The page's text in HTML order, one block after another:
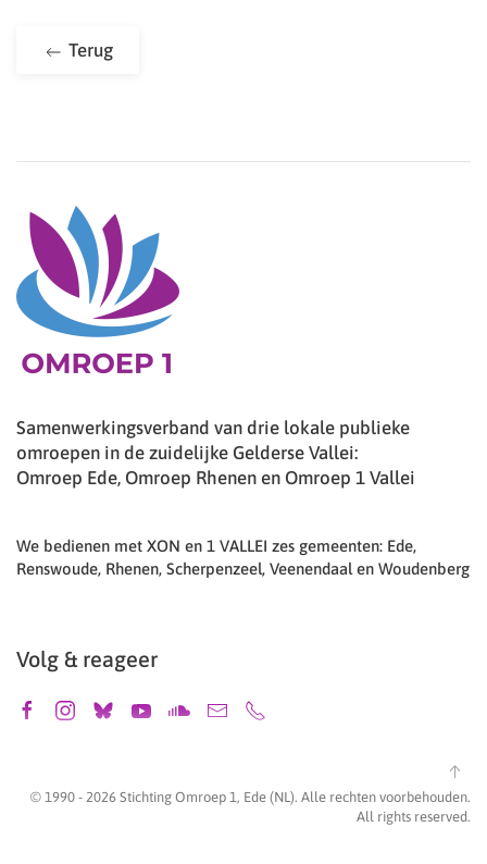
Terug
Samenwerkingsverband van drie lokale publieke
omroepen in de zuidelijke Gelderse Vallei:
Omroep Ede, Omroep Rhenen en Omroep 1 Vallei
We bedienen met XON en 1 VALLEI zes gemeenten: Ede,
Renswoude, Rhenen, Scherpenzeel, Veenendaal en Woudenberg
Volg & reageer
© 1990 - 2026 Stichting Omroep 1, Ede (NL). Alle rechten voorbehouden.
All rights reserved.